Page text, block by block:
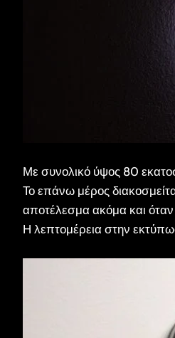
Με συνολικό ύψος 80
Το επάνω μέρος
αποτέλεσμα ακόμα και όταν
Η λεπτομέρεια στην